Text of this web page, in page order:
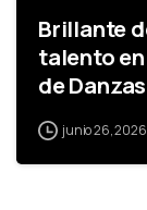
Brillante
talento
de
junio 26, 2026